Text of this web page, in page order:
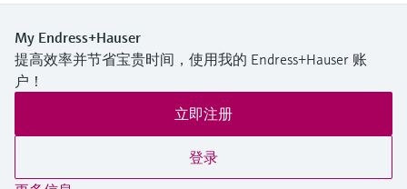
My Endress+Hauser
提高效率并节省宝贵时间，使用我的 Endress+Hauser 账
户！
立即注册
登录